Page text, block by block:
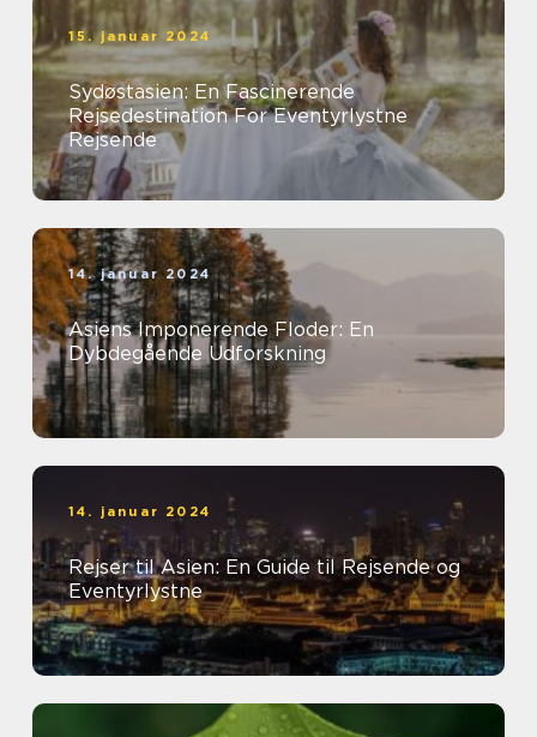
15. januar 2024
Sydøstasien: En Fascinerende
Rejsedestination For Eventyrlystne
Rejsende
14. januar 2024
Asiens Imponerende Floder: En
Dybdegående Udforskning
14. januar 2024
Rejser til Asien: En Guide til Rejsende og
Eventyrlystne